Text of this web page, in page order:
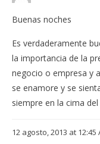
Buenas noches
Es verdaderamente
la importancia de la
negocio o empresa y
se enamore y se
siempre en la cima
12 agosto, 2013 at 12:45